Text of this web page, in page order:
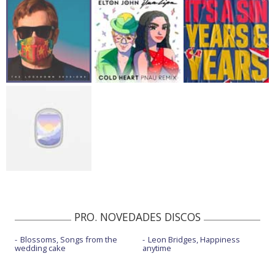
PRO. NOVEDADES DISCOS
Blossoms, Songs from the
wedding cake
Leon Bridges, Happiness
anytime